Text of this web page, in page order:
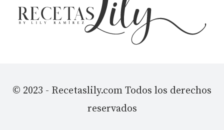
© 2023 - Recetaslily.com Todos los derechos
reservados